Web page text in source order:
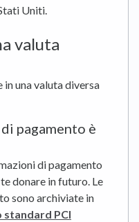
Uniti.
valuta
in una valuta diversa
pagamento è
di pagamento
donare in futuro. Le
sono archiviate in
PCI